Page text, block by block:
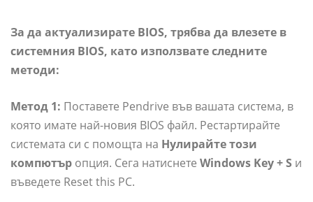
За да актуализирате BIOS, трябва да влезете в
системния BIOS, като използвате следните
методи:
Метод 1: Поставете Pendrive във вашата система, в
която имате най-новия BIOS файл. Рестартирайте
системата си с помощта на Нулирайте този
компютър опция. Сега натиснете Windows Key + S и
въведете Reset this PC.